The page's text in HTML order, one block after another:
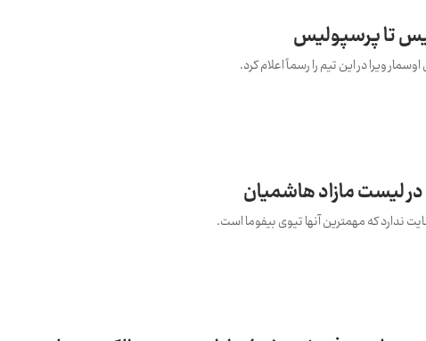
تا پرسپولیس
ویرا در این تیم را رسماً اعلام کرد.
لیست مازاد هاشمیان
ندارد که مهمترین آنها تیوی بیفوما است.